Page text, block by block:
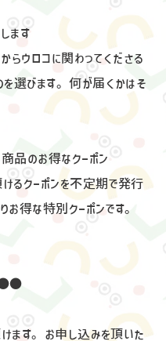
ます
らウロコに関わってくださる
選びます。何が届くかはそ
品のお得なクーポン
るクーポンを不定期で発行
お得な特別クーポンです。
●●
ます。お申し込みを頂いた